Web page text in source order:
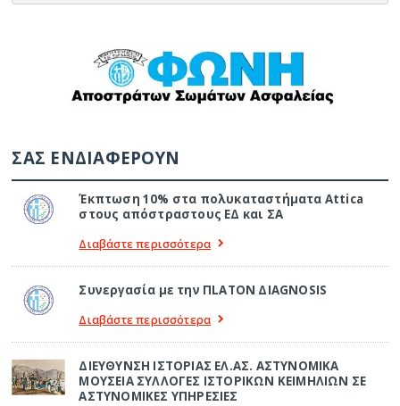
ΣΑΣ ΕΝΔΙΑΦΕΡΟΥΝ
Έκπτωση 10% στα πολυκαταστήματα Attica
στους απόστραστους ΕΔ και ΣΑ
Διαβάστε περισσότερα
Συνεργασία με την ΠLATON ΔIAGNOSIS
Διαβάστε περισσότερα
ΔΙΕΥΘΥΝΣΗ ΙΣΤΟΡΙΑΣ ΕΛ.ΑΣ. ΑΣΤΥΝΟΜΙΚΑ
ΜΟΥΣΕΙΑ ΣΥΛΛΟΓΕΣ ΙΣΤΟΡΙΚΩΝ ΚΕΙΜΗΛΙΩΝ ΣΕ
ΑΣΤΥΝΟΜΙΚΕΣ ΥΠΗΡΕΣΙΕΣ